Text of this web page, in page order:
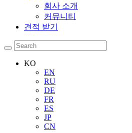
회사 소개
커뮤니티
견적 받기
KO
EN
RU
DE
FR
ES
JP
CN